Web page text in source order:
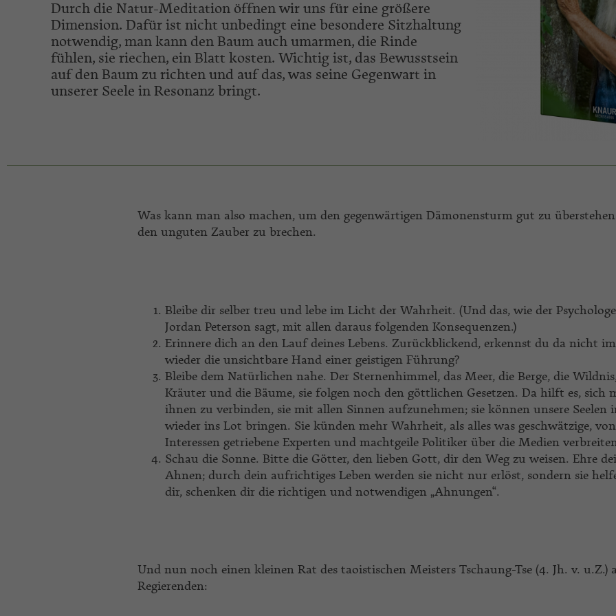
Durch die Natur-Meditation öffnen wir uns für eine größere
Dimension. Dafür ist nicht unbedingt eine besondere Sitzhaltung
notwendig, man kann den Baum auch umarmen, die Rinde
fühlen, sie riechen, ein Blatt kosten. Wichtig ist, das Bewusstsein
auf den Baum zu richten und auf das, was seine Gegenwart in
unserer Seele in Resonanz bringt.
Was kann man also machen, um den gegenwärtigen Dämonensturm gut zu
den unguten Zauber zu brechen.
Bleibe dir selber treu und lebe im Licht der Wahrheit. (Und das, wie der Psychologe
Jordan Peterson sagt, mit allen daraus folgenden Konsequenzen.)
Erinnere dich an den Lauf deines Lebens. Zurückblickend, erkennst du da nicht
wieder die unsichtbare Hand einer geistigen Führung?
Bleibe dem Natürlichen nahe. Der Sternenhimmel, das Meer, die Berge, die
Kräuter und die Bäume, sie folgen noch den göttlichen Gesetzen. Da hilft es, sich
ihnen zu verbinden, sie mit allen Sinnen aufzunehmen; sie können unsere Seelen
wieder ins Lot bringen. Sie künden mehr Wahrheit, als alles was geschwätzige, von
Interessen getriebene Experten und machtgeile Politiker über die Medien
Schau die Sonne. Bitte die Götter, den lieben Gott, dir den Weg zu weisen. Ehre
Ahnen; durch dein aufrichtiges Leben werden sie nicht nur erlöst, sondern sie
dir, schenken dir die richtigen und notwendigen „Ahnungen“.
Und nun noch einen kleinen Rat des taoistischen Meisters Tschaung-Tse (4. Jh. v. u.Z.)
Regierenden: